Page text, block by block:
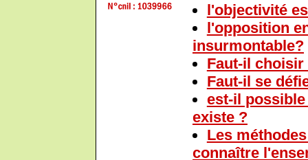
l'objectivité
l'opposition
insurmontable?
Faut-il
Faut-il se
est-il
existe ?
Les
connaître